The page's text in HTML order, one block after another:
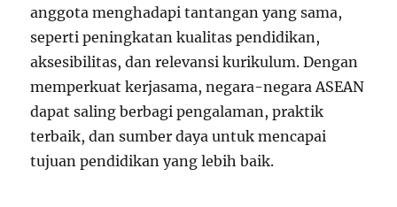
anggota menghadapi tantangan yang sama,
seperti peningkatan kualitas pendidikan,
aksesibilitas, dan relevansi kurikulum. Dengan
memperkuat kerjasama, negara-negara ASEAN
dapat saling berbagi pengalaman, praktik
terbaik, dan sumber daya untuk mencapai
tujuan pendidikan yang lebih baik.